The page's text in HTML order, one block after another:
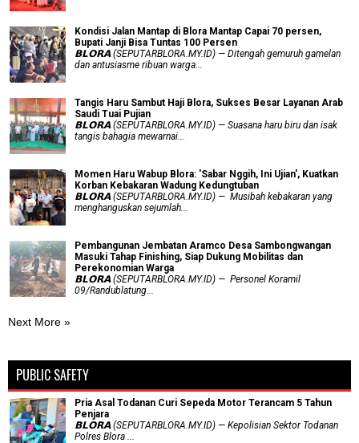
Kondisi Jalan Mantap di Blora Mantap Capai 70 persen,
Bupati Janji Bisa Tuntas 100 Persen
𝗕𝗟𝗢𝗥𝗔 (SEPUTARBLORA.MY.ID) — Ditengah gemuruh gamelan
dan antusiasme ribuan warga...
Tangis Haru Sambut Haji Blora, Sukses Besar Layanan Arab
Saudi Tuai Pujian
𝗕𝗟𝗢𝗥𝗔 (SEPUTARBLORA.MY.ID) — Suasana haru biru dan isak
tangis bahagia mewarnai...
Momen Haru Wabup Blora: ​'Sabar Nggih, Ini Ujian', Kuatkan
Korban Kebakaran Wadung Kedungtuban
𝗕𝗟𝗢𝗥𝗔 (SEPUTARBLORA.MY.ID) — Musibah kebakaran yang
menghanguskan sejumlah...
Pembangunan Jembatan Aramco Desa Sambongwangan
Masuki Tahap Finishing, Siap Dukung Mobilitas dan
Perekonomian Warga
𝗕𝗟𝗢𝗥𝗔 (SEPUTARBLORA.MY.ID) — Personel Koramil
09/Randublatung...
Next More »
PUBLIC SAFETY
Pria Asal Todanan Curi Sepeda Motor Terancam 5 Tahun
Penjara
𝗕𝗟𝗢𝗥𝗔 (SEPUTARBLORA.MY.ID) — Kepolisian Sektor Todanan
Polres Blora ...